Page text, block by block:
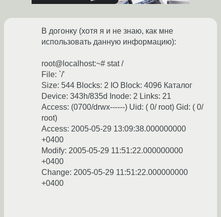
В догонку (хотя я и не знаю, как мне
использовать данную информацию):
root@localhost:~# stat /
File: `/'
Size: 544 Blocks: 2 IO Block: 4096 Каталог
Device: 343h/835d Inode: 2 Links: 21
Access: (0700/drwx------) Uid: ( 0/ root) Gid: ( 0/
root)
Access: 2005-05-29 13:09:38.000000000
+0400
Modify: 2005-05-29 11:51:22.000000000
+0400
Change: 2005-05-29 11:51:22.000000000
+0400